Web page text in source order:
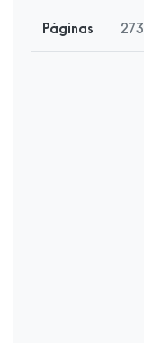
Páginas 273